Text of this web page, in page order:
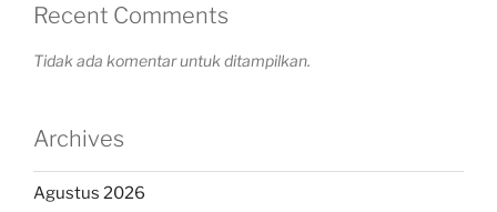
Recent Comments
Tidak ada komentar untuk ditampilkan.
Archives
Agustus 2026